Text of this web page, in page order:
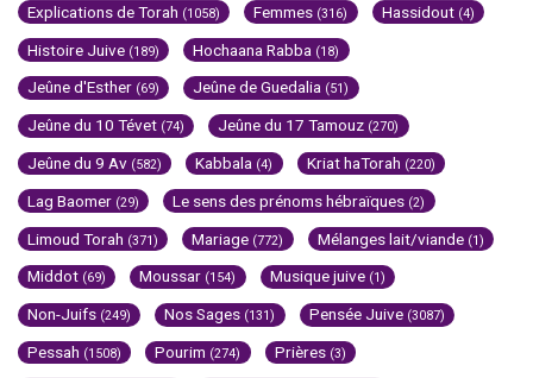
Explications de Torah (1058) Femmes (316) Hassidout (4)
Histoire Juive (189) Hochaana Rabba (18)
Jeûne d'Esther (69) Jeûne de Guedalia (51)
Jeûne du 10 Tévet (74) Jeûne du 17 Tamouz (270)
Jeûne du 9 Av (582) Kabbala (4) Kriat haTorah (220)
Lag Baomer (29) Le sens des prénoms hébraïques (2)
Limoud Torah (371) Mariage (772) Mélanges lait/viande (1)
Middot (69) Moussar (154) Musique juive (1)
Non-Juifs (249) Nos Sages (131) Pensée Juive (3087)
Pessah (1508) Pourim (274) Prières (3)